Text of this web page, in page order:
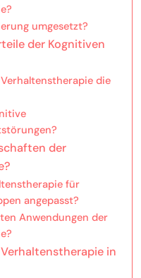
umgesetzt?
der Kognitiven
die
der
für
angepasst?
Anwendungen der
in